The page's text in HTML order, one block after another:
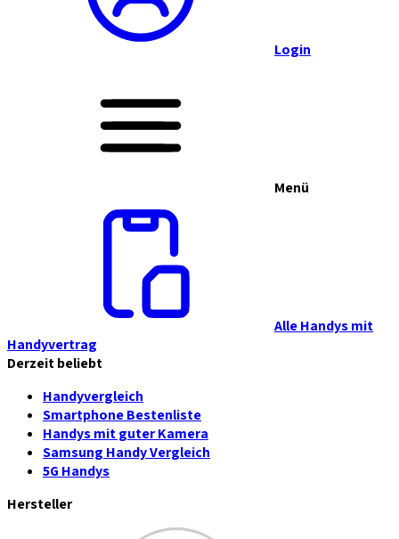
Login
Menü
Alle Handys mit
Handyvertrag
Derzeit beliebt
Handyvergleich
Smartphone Bestenliste
Handys mit guter Kamera
Samsung Handy Vergleich
5G Handys
Hersteller